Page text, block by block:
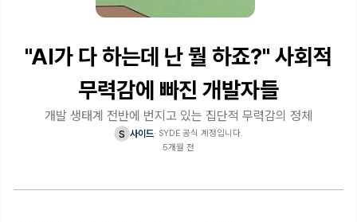
"AI가 다 하는데 난 뭘 하죠?" 사회적
무력감에 빠진 개발자들
개발 생태계 전반에 번지고 있는 집단적 무력감의 정체
s 사이드· SYDE 공식 계정입니다.
5개월 전